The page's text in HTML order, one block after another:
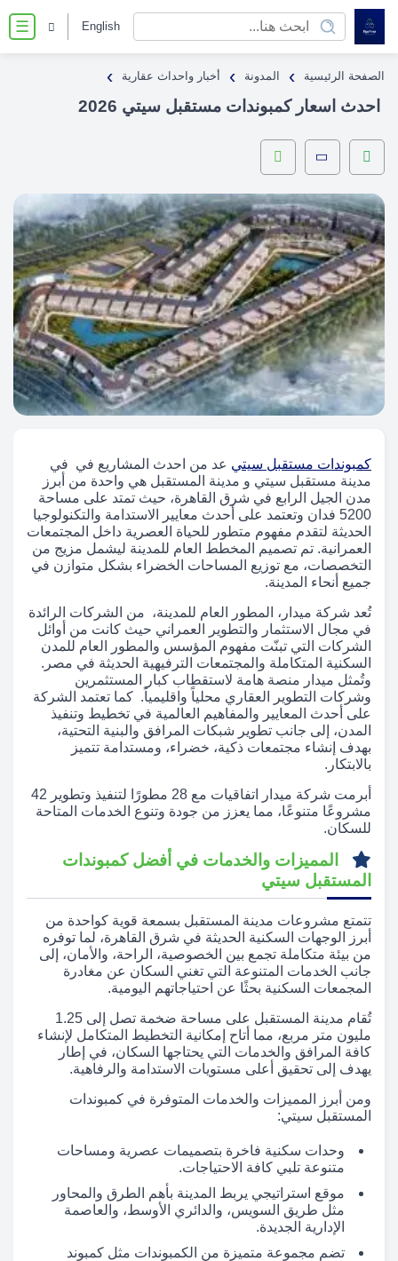
☰ English
الصفحة الرئيسية › المدونة › أخبار واحداث عقارية ›
احدث اسعار كمبوندات مستقبل سيتي 2026
كمبوندات مستقبل سيتي عد من احدث المشاريع في في
مدينة مستقبل سيتي و مدينة المستقبل هي واحدة من أبرز
مدن الجيل الرابع في شرق القاهرة، حيث تمتد على مساحة
5200 فدان وتعتمد على أحدث معايير الاستدامة والتكنولوجيا
الحديثة لتقدم مفهوم متطور للحياة العصرية داخل المجتمعات
العمرانية. تم تصميم المخطط العام للمدينة ليشمل مزيج من
التخصصات، مع توزيع المساحات الخضراء بشكل متوازن في
جميع أنحاء المدينة.
تُعد شركة ميدار، المطور العام للمدينة، من الشركات الرائدة
في مجال الاستثمار والتطوير العمراني حيث كانت من أوائل
الشركات التي تبنّت مفهوم المؤسس والمطور العام للمدن
السكنية المتكاملة والمجتمعات الترفيهية الحديثة في مصر.
وتُمثل ميدار منصة هامة لاستقطاب كبار المستثمرين
وشركات التطوير العقاري محلياً واقليمياً. كما تعتمد الشركة
على أحدث المعايير والمفاهيم العالمية في تخطيط وتنفيذ
المدن، إلى جانب تطوير شبكات المرافق والبنية التحتية،
بهدف إنشاء مجتمعات ذكية، خضراء، ومستدامة تتميز
بالابتكار.
أبرمت شركة ميدار اتفاقيات مع 28 مطورًا لتنفيذ وتطوير 42
مشروعًا متنوعًا، مما يعزز من جودة وتنوع الخدمات المتاحة
للسكان.
المميزات والخدمات في أفضل كمبوندات
المستقبل سيتي
تتمتع مشروعات مدينة المستقبل بسمعة قوية كواحدة من
أبرز الوجهات السكنية الحديثة في شرق القاهرة، لما توفره
من بيئة متكاملة تجمع بين الخصوصية، الراحة، والأمان، إلى
جانب الخدمات المتنوعة التي تغني السكان عن مغادرة
المجمعات السكنية بحثًا عن احتياجاتهم اليومية.
تُقام مدينة المستقبل على مساحة ضخمة تصل إلى 1.25
مليون متر مربع، مما أتاح إمكانية التخطيط المتكامل لإنشاء
كافة المرافق والخدمات التي يحتاجها السكان، في إطار
يهدف إلى تحقيق أعلى مستويات الاستدامة والرفاهية.
ومن أبرز المميزات والخدمات المتوفرة في كمبوندات
المستقبل سيتي:
وحدات سكنية فاخرة بتصميمات عصرية ومساحات
متنوعة تلبي كافة الاحتياجات.
موقع استراتيجي يربط المدينة بأهم الطرق والمحاور
مثل طريق السويس، والدائري الأوسط، والعاصمة
الإدارية الجديدة.
تضم مجموعة متميزة من الكمبوندات مثل كمبوند